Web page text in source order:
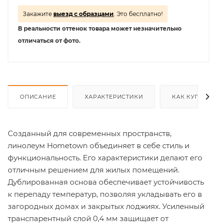
Закажите выезд с образцами. Это бесплатно!
В реальности оттенок товара может незначительно
отличаться от фото.
ОПИСАНИЕ ХАРАКТЕРИСТИКИ КАК КУПИТЬ
Созданный для современных пространств,
линолеум Hometown объединяет в себе стиль и
функциональность. Его характеристики делают его
отличным решением для жилых помещений.
Дублированная основа обеспечивает устойчивость
к перепаду температур, позволяя укладывать его в
загородных домах и закрытых лоджиях. Усиленный
транспарентный слой 0,4 мм защищает от